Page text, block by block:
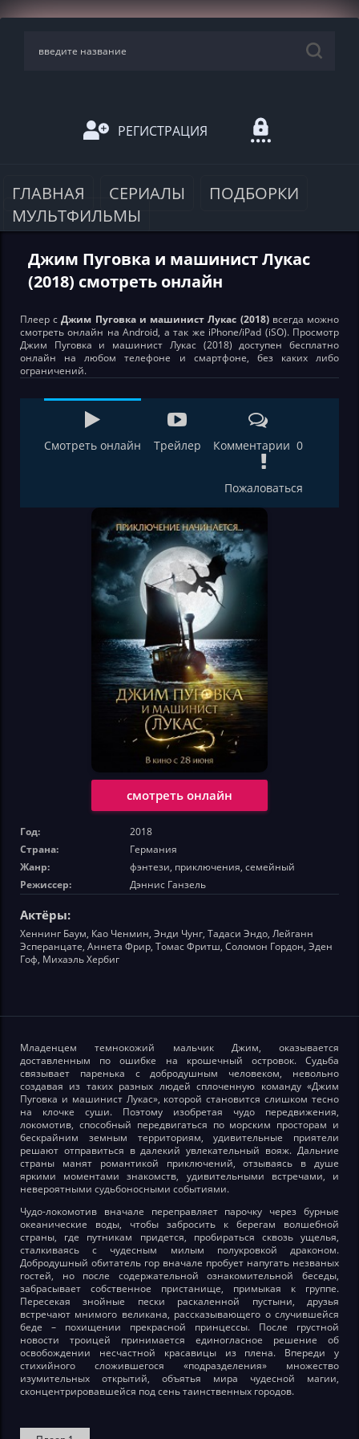
РЕГИСТРАЦИЯ
ГЛАВНАЯ СЕРИАЛЫ
ПОДБОРКИ
МУЛЬТФИЛЬМЫ
Джим Пуговка и машинист Лукас
(2018) смотреть онлайн
Плеер сДжим Пуговка и машинист Лукас (2018)всегда можно
смотреть онлайн на Android, а так же iPhone/iPad (iSO). Просмотр
Джим Пуговка и машинист Лукас (2018) доступен бесплатно
онлайн на любом телефоне и смартфоне, без каких либо
ограничений.
Смотреть онлайн Трейлер Комментарии 0
Пожаловаться
смотреть онлайн
Год:
2018
Страна:
Германия
Жанр:
фэнтези, приключения, семейный
Режиссер:
Дэннис Ганзель
Актёры:
Хеннинг Баум, Као Ченмин, Энди Чунг, Тадаси Эндо, Лейганн
Эсперанцате, Аннета Фрир, Томас Фритш, Соломон Гордон, Эден
Гоф, Михаэль Хербиг
Младенцем темнокожий мальчик Джим, оказывается
доставленным по ошибке на крошечный островок. Судьба
связывает паренька с добродушным человеком, невольно
создавая из таких разных людей сплоченную команду «Джим
Пуговка и машинист Лукас», которой становится слишком тесно
на клочке суши. Поэтому изобретая чудо передвижения,
локомотив, способный передвигаться по морским просторам и
бескрайним земным территориям, удивительные приятели
решают отправиться в далекий увлекательный вояж. Дальние
страны манят романтикой приключений, отзываясь в душе
яркими моментами знакомств, удивительными встречами, и
невероятными судьбоносными событиями.
Чудо-локомотив вначале переправляет парочку через бурные
океанические воды, чтобы забросить к берегам волшебной
страны, где путникам придется, пробираться сквозь ущелья,
сталкиваясь с чудесным милым полукровкой драконом.
Добродушный обитатель гор вначале пробует напугать незваных
гостей, но после содержательной ознакомительной беседы,
забрасывает собственное пристанище, примыкая к группе.
Пересекая знойные пески раскаленной пустыни, друзья
встречают мнимого великана, рассказывающего о случившейся
беде – похищении прекрасной принцессы. После грустной
новости троицей принимается единогласное решение об
освобождении несчастной красавицы из плена. Впереди у
стихийного сложившегося «подразделения» множество
изумительных открытий, объятья мира чудесной магии,
сконцентрировавшейся под сень таинственных городов.